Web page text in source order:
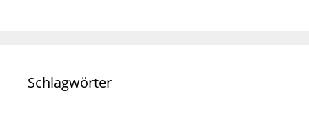
Schlagwörter